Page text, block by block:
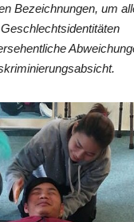
Bezeichnungen, um